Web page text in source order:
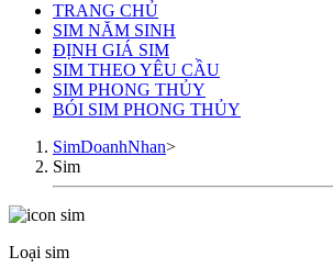
TRANG CHỦ
SIM NĂM SINH
ĐỊNH GIÁ SIM
SIM THEO YÊU CẦU
SIM PHONG THỦY
BÓI SIM PHONG THỦY
SimDoanhNhan>
Sim
Loại sim